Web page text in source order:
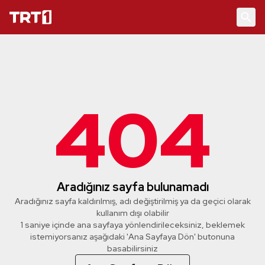
404
Aradığınız sayfa bulunamadı
Aradığınız sayfa kaldırılmış, adı değiştirilmiş ya da geçici olarak
kullanım dışı olabilir
1 saniye içinde ana sayfaya yönlendirileceksiniz, beklemek
istemiyorsanız aşağıdaki 'Ana Sayfaya Dön' butonuna
basabilirsiniz